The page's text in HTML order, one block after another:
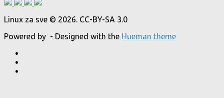
Linux za sve © 2026. CC-BY-SA 3.0
Powered by - Designed with the Hueman theme